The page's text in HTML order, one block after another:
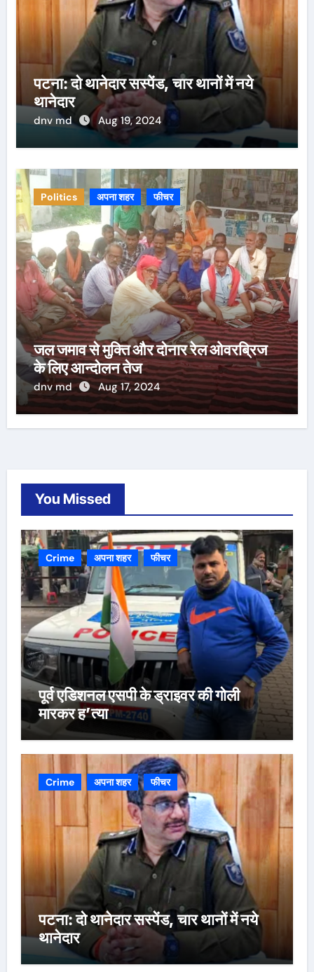
पटना: दो थानेदार सस्पेंड, चार थानों में नये
थानेदार
dnv md Aug 19, 2024
Politics अपना शहर फीचर
जल जमाव से मुक्ति और दोनार रेल ओवरब्रिज
के लिए आन्दोलन तेज
dnv md Aug 17, 2024
You Missed
Crime अपना शहर फीचर
पूर्व एडिशनल एसपी के ड्राइवर की गोली
मारकर ह’त्या
Crime अपना शहर फीचर
पटना: दो थानेदार सस्पेंड, चार थानों में नये
थानेदार